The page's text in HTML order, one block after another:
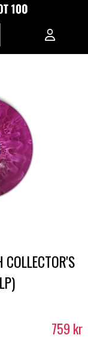
759 kr